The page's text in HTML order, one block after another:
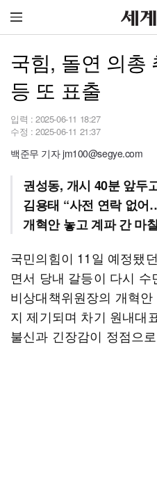
국힘, 돌연 의
등 또 표출
입력 : 2025-06-11 18:27
수정 : 2025-06-11 21:37
백준무 기자 jm100@segye.com
권성동, 개시 40분 앞두
김용태 “사전 연락 없
개혁안 놓고 계파 간 마
국민의힘이 11일 예정됐
면서 당내 갈등이 다시
비상대책위원장의 개혁안
지 제기되며 차기 원내대
불신과 긴장감이 정점으